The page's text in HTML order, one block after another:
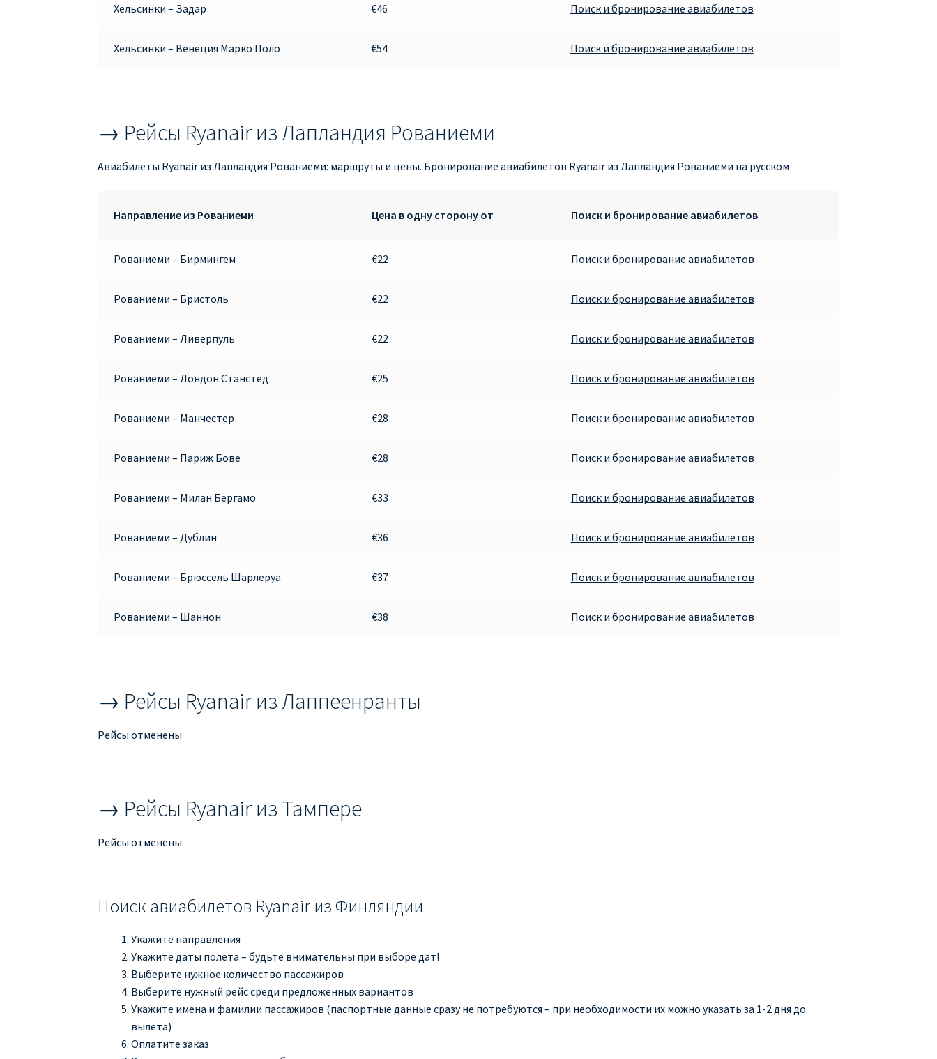
Хельсинки – Задар €46 Поиск и бронирование авиабилетов
Хельсинки – Венеция Марко Поло €54 Поиск и бронирование авиабилетов
→ Рейсы Ryanair из Лапландия Рованиеми
Авиабилеты Ryanair из Лапландия Рованиеми: маршруты и цены. Бронирование авиабилетов Ryanair из Лапландия Рованиеми на русском
Направление из Рованиеми Цена в одну сторону от Поиск и бронирование авиабилетов
Рованиеми – Бирмингем €22 Поиск и бронирование авиабилетов
Рованиеми – Бристоль €22 Поиск и бронирование авиабилетов
Рованиеми – Ливерпуль €22 Поиск и бронирование авиабилетов
Рованиеми – Лондон Станстед €25 Поиск и бронирование авиабилетов
Рованиеми – Манчестер €28 Поиск и бронирование авиабилетов
Рованиеми – Париж Бове €28 Поиск и бронирование авиабилетов
Рованиеми – Милан Бергамо €33 Поиск и бронирование авиабилетов
Рованиеми – Дублин €36 Поиск и бронирование авиабилетов
Рованиеми – Брюссель Шарлеруа €37 Поиск и бронирование авиабилетов
Рованиеми – Шаннон €38 Поиск и бронирование авиабилетов
→ Рейсы Ryanair из Лаппеенранты
Рейсы отменены
→ Рейсы Ryanair из Тампере
Рейсы отменены
Поиск авиабилетов Ryanair из Финляндии
Укажите направления
Укажите даты полета – будьте внимательны при выборе дат!
Выберите нужное количество пассажиров
Выберите нужный рейс среди предложенных вариантов
Укажите имена и фамилии пассажиров (паспортные данные сразу не потребуются – при необходимости их можно указать за 1-2 дня до
вылета)
Оплатите заказ